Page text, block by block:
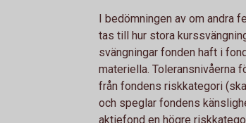
I bedömningen av om andra
tas till hur stora
svängningar fonden haft i
materiella. Toleransnivåerna
från fondens riskkategori
och speglar fondens
aktiefond en högre